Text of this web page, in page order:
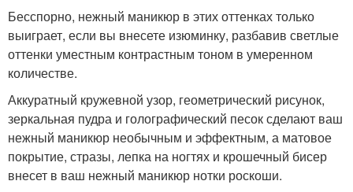
Бесспорно, нежный маникюр в этих оттенках только
выиграет, если вы внесете изюминку, разбавив светлые
оттенки уместным контрастным тоном в умеренном
количестве.
Аккуратный кружевной узор, геометрический рисунок,
зеркальная пудра и голографический песок сделают ваш
нежный маникюр необычным и эффектным, а матовое
покрытие, стразы, лепка на ногтях и крошечный бисер
внесет в ваш нежный маникюр нотки роскоши.